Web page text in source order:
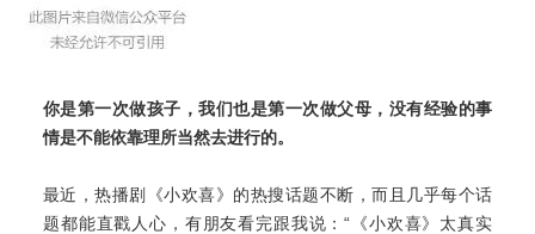
你是第一次做孩子，我们也是第一次做父母，没有经验的事
情是不能依靠理所当然去进行的。
最近，热播剧《小欢喜》的热搜话题不断，而且几乎每个话
题都能直戳人心，有朋友看完跟我说：“《小欢喜》太真实